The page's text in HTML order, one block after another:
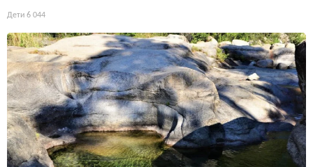
Дети 6 044